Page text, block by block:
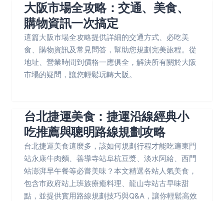
大阪市場全攻略：交通、美食、
購物資訊一次搞定
這篇大阪市場全攻略提供詳細的交通方式、必吃美
食、購物資訊及常見問答，幫助您規劃完美旅程。從
地址、營業時間到價格一應俱全，解決所有關於大阪
市場的疑問，讓您輕鬆玩轉大阪。
台北捷運美食：捷運沿線經典小
吃推薦與聰明路線規劃攻略
台北捷運美食這麼多，該如何規劃行程才能吃遍東門
站永康牛肉麵、善導寺站阜杭豆漿、淡水阿給、西門
站澎湃早午餐等必嘗美味？本文精選各站人氣美食，
包含市政府站上班族療癒料理、龍山寺站古早味甜
點，並提供實用路線規劃技巧與Q&A，讓你輕鬆高效